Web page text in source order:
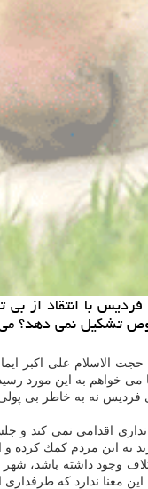
با انتقاد از
تشكیل نمی دهد؟
حجت الاسلام علی
می خواهم به این مورد
فردیس نه به خاطر بی
اقدامی نمی كند و
به این مردم كمك كرده و
وجود داشته باشد،
معنا ندارد كه